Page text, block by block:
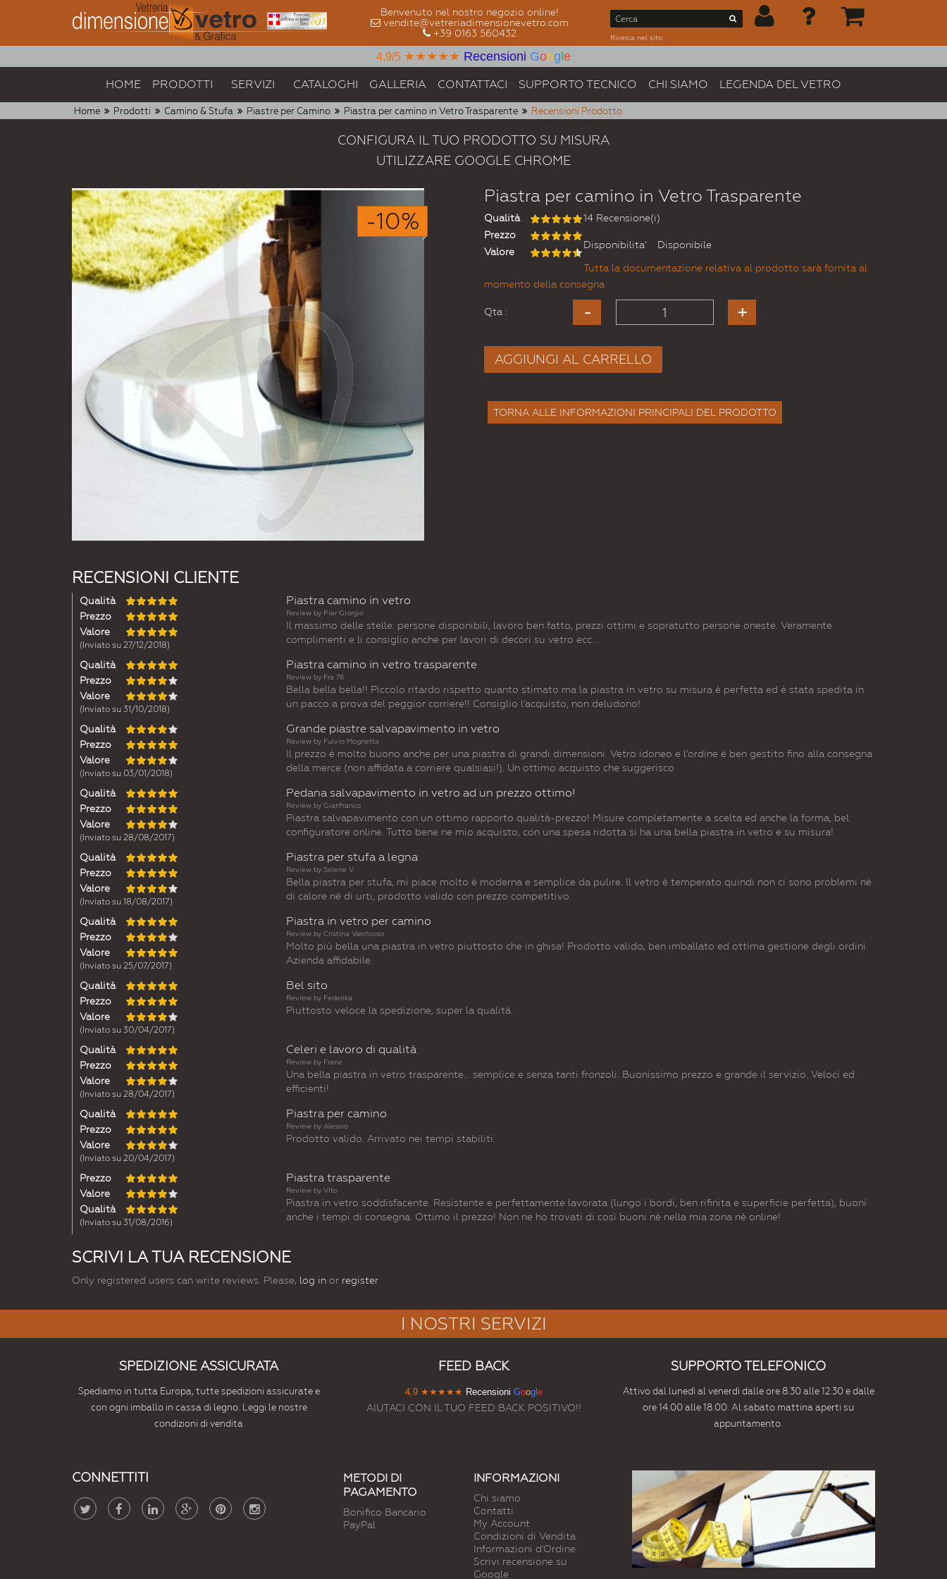
Benvenuto nel nostro negozio online!
vendite@vetreriadimensionevetro.com
+39 0163 560432
Ricerca nel sito
4,9/5 ★★★★★ Recensioni Goog e
HOME PRODOTTI SERVIZI CATALOGHI GALLERIA CONTATTACI SUPPORTO TECNICO CHI SIAMO LEGENDA DEL VETRO
Home Prodotti Camino & Stufa Piastre per Camino Piastra per camino in Vetro Trasparente Recensioni Prodotto
CONFIGURA IL TUO PRODOTTO SU MISURA
UTILIZZARE GOOGLE CHROME
-10%
Piastra per camino in Vetro Trasparente
Qualità
Prezzo
Valore
14 Recensione(i)
Disponibilita' Disponibile
Tutta la documentazione relativa al prodotto sarà fornita al
momento della consegna
Qta :
AGGIUNGI AL CARRELLO
TORNA ALLE INFORMAZIONI PRINCIPALI DEL PRODOTTO
RECENSIONI CLIENTE
Qualità
Prezzo
Valore
(Inviato su 27/12/2018)
Piastra camino in vetro
Review by Pier Giorgio
Il massimo delle stelle: persone disponibili, lavoro ben fatto, prezzi ottimi e sopratutto persone oneste. Veramente
complimenti e li consiglio anche per lavori di decori su vetro ecc...
Qualità
Prezzo
Valore
(Inviato su 31/10/2018)
Piastra camino in vetro trasparente
Review by Fra 76
Bella bella bella!! Piccolo ritardo rispetto quanto stimato ma la piastra in vetro su misura è perfetta ed è stata spedita in
un pacco a prova del peggior corriere!! Consiglio l'acquisto, non deludono!
Qualità
Prezzo
Valore
(Inviato su 03/01/2018)
Grande piastre salvapavimento in vetro
Review by Fulvio Mognetta
Il prezzo è molto buono anche per una piastra di grandi dimensioni. Vetro idoneo e l'ordine è ben gestito fino alla consegna
della merce (non affidata a corriere qualsiasi!). Un ottimo acquisto che suggerisco
Qualità
Prezzo
Valore
(Inviato su 28/08/2017)
Pedana salvapavimento in vetro ad un prezzo ottimo!
Review byGianfranco
Piastra salvapavimento con un ottimo rapporto qualità-prezzo! Misure completamente a scelta ed anche la forma, bel
configuratore online. Tutto bene ne mio acquisto, con una spesa ridotta si ha una bella piastra in vetro e su misura!
Qualità
Prezzo
Valore
(Inviato su 18/08/2017)
Piastra per stufa a legna
Review bySelene V.
Bella piastra per stufa, mi piace molto è moderna e semplice da pulire. Il vetro è temperato quindi non ci sono problemi nè
di calore nè di urti, prodotto valido con prezzo competitivo.
Qualità
Prezzo
Valore
(Inviato su 25/07/2017)
Piastra in vetro per camino
Review byCristina Varchioso
Molto più bella una piastra in vetro piuttosto che in ghisa! Prodotto valido, ben imballato ed ottima gestione degli ordini.
Azienda affidabile.
Qualità
Prezzo
Valore
(Inviato su 30/04/2017)
Bel sito
Review by Federika
Piuttosto veloce la spedizione, super la qualità.
Qualità
Prezzo
Valore
(Inviato su 28/04/2017)
Celeri e lavoro di qualità
Review by Franz
Una bella piastra in vetro trasparente... semplice e senza tanti fronzoli. Buonissimo prezzo e grande il servizio. Veloci ed
efficienti!
Qualità
Prezzo
Valore
(Inviato su 20/04/2017)
Piastra per camino
Review byAlessio
Prodotto valido. Arrivato nei tempi stabiliti.
Prezzo
Valore
Qualità
(Inviato su 31/08/2016)
Piastra trasparente
Review byVito
Piastra in vetro soddisfacente. Resistente e perfettamente lavorata (lungo i bordi, ben rifinita e superficie perfetta), buoni
anche i tempi di consegna. Ottimo il prezzo! Non ne ho trovati di così buoni nè nella mia zona nè online!
SCRIVI LA TUA RECENSIONE
Only registered users can write reviews. Please, log in or register
I NOSTRI SERVIZI
SPEDIZIONE ASSICURATA
Spediamo in tutta Europa, tutte spedizioni assicurate e
con ogni imballo in cassa di legno. Leggi le nostre
condizioni di vendita
FEED BACK
4,9 ★★★★★ Recensioni Googl e
AIUTACI CON IL TUO FEED BACK POSITIVO!!
SUPPORTO TELEFONICO
Attivo dal lunedì al venerdì dalle ore 8.30 alle 12.30 e dalle
ore 14.00 alle 18.00. Al sabato mattina aperti su
appuntamento.
CONNETTITI
METODI DI
PAGAMENTO
Bonifico Bancario
PayPal
INFORMAZIONI
Chi siamo
Contatti
My Account
Condizioni di Vendita
Informazioni d'Ordine
Scrivi recensione su
Google